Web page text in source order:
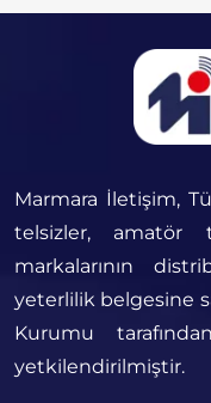
Marmara İletişim,
telsizler, amatör
markalarının
yeterlilik belgesine
Kurumu
yetkilendirilmiştir.